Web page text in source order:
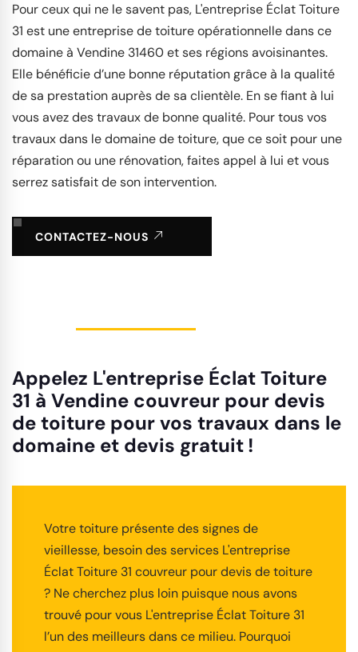
Pour ceux qui ne le savent pas, L'entreprise Éclat Toiture
31 est une entreprise de toiture opérationnelle dans ce
domaine à Vendine 31460 et ses régions avoisinantes.
Elle bénéficie d’une bonne réputation grâce à la qualité
de sa prestation auprès de sa clientèle. En se fiant à lui
vous avez des travaux de bonne qualité. Pour tous vos
travaux dans le domaine de toiture, que ce soit pour une
réparation ou une rénovation, faites appel à lui et vous
serrez satisfait de son intervention.
CONTACTEZ-NOUS
Appelez L'entreprise Éclat Toiture
31 à Vendine couvreur pour devis
de toiture pour vos travaux dans le
domaine et devis gratuit !
Votre toiture présente des signes de
vieillesse, besoin des services L'entreprise
Éclat Toiture 31 couvreur pour devis de toiture
? Ne cherchez plus loin puisque nous avons
trouvé pour vous L'entreprise Éclat Toiture 31
l’un des meilleurs dans ce milieu. Pourquoi